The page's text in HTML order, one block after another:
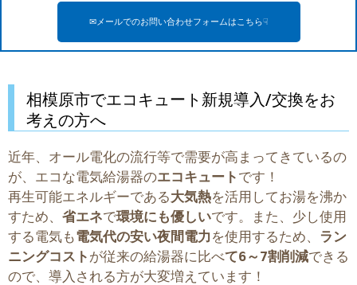
✉メールでのお問い合わせフォームはこちら☟
相模原市でエコキュート新規導入/交換をお
考えの方へ
近年、オール電化の流行等で需要が高まってきているの
が、エコな電気給湯器のエコキュート です！
再生可能エネルギーである大気熱を活用してお湯を沸か
すため、 省エネで環境にも優しいです。また、少し使用
する電気も電気代の安い夜間電力 を使用するため、 ラン
ニングコスト が従来の給湯器に比べて6～7割削減できる
ので、導入される方が大変増えています！